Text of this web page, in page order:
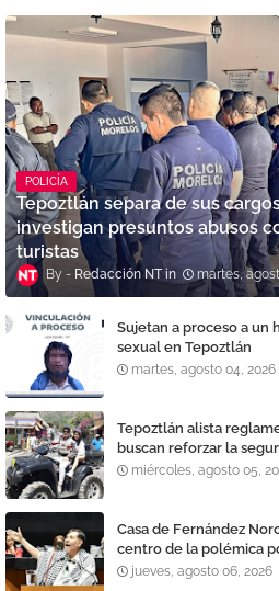
POLICÍA
Tepoztlán separa de sus
investigan presuntos abusos
turistas
Redacción NT martes,
Sujetan a proceso a un
sexual en Tepoztlán
martes, agosto 04, 2026
Tepoztlán alista
buscan reforzar la
miércoles, agosto 05,
Casa de Fernández
centro de la polémica
jueves, agosto 06, 2026